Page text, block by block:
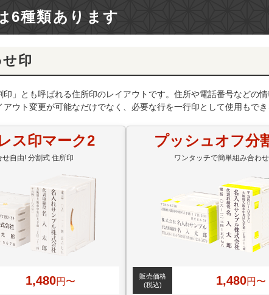
6種類あります
印
印」とも呼ばれる住所印のレイアウトです。住所や電話番号などの
ウト変更が可能なだけでなく、必要な行を一行印として使用もで
ス印マーク2
せ自由! 分割式 住所印
1,480円〜
プッシュオフ分
ワンタッチで簡単組み合わせ
販売価格
(税込)
1,480円〜